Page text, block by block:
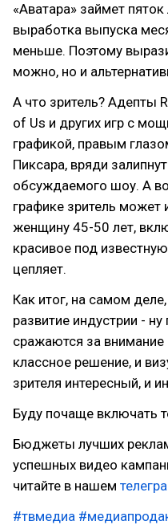
«Аватара» займет
выработка выпуска
меньше. Поэтому
можно, но и
А что зритель? Адепты
of Us и других игр с
графикой, правым
Пиксара, вряди
обсуждаемого шоу. А
графике зритель может
женщину 45-50 лет,
красивое под
цепляет.
Как итог, на самом
развитие индустрии -
сражаются за внимание
классное решение, и
зрителя интересный, и
Буду почаще включать
Бюджеты лучших
успешных видео
читайте в нашем
#твмедиа